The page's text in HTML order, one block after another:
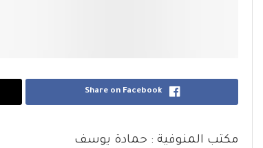
Share on Facebook
مكتب المنوفية : حمادة يوسف